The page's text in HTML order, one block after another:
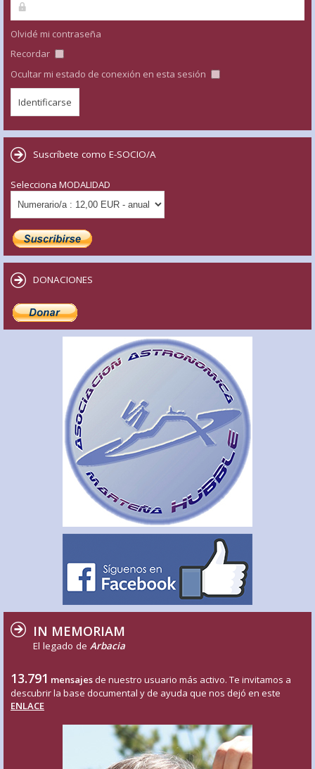
Olvidé mi contraseña
Recordar
Ocultar mi estado de conexión en esta sesión
Suscríbete como E-SOCIO/A
Selecciona MODALIDAD
DONACIONES
IN MEMORIAM
El legado de Arbacia
13.791 mensajes de nuestro usuario más activo. Te invitamos a
descubrir la base documental y de ayuda que nos dejó en este
ENLACE